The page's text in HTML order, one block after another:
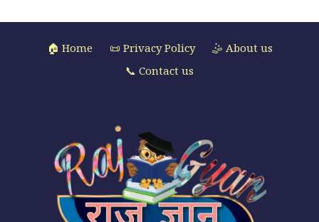
🏠 Home 📜 Privacy Policy
🤹 About us
📞 Contact us